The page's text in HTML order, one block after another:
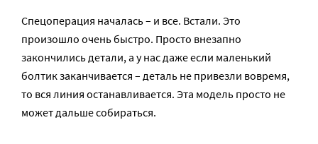
Спецоперация началась – и все. Встали. Это
произошло очень быстро. Просто внезапно
закончились детали, а у нас даже если маленький
болтик заканчивается – деталь не привезли вовремя,
то вся линия останавливается. Эта модель просто не
может дальше собираться.